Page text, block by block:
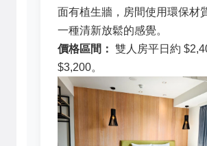
面有植生牆，房間使用環保材
一種清新放鬆的感覺。
價格區間： 雙人房平日約
$3,200。